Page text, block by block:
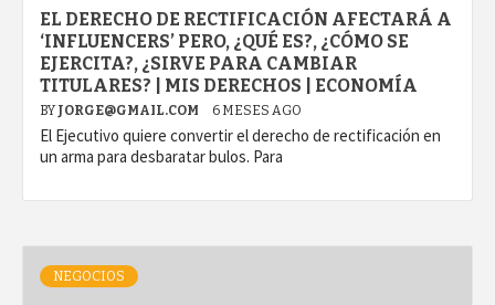
EL DERECHO DE RECTIFICACIÓN AFECTARÁ A
‘INFLUENCERS’ PERO, ¿QUÉ ES?, ¿CÓMO SE
EJERCITA?, ¿SIRVE PARA CAMBIAR
TITULARES? | MIS DERECHOS | ECONOMÍA
BY JORGE@GMAIL.COM 6 MESES AGO
El Ejecutivo quiere convertir el derecho de rectificación en
un arma para desbaratar bulos. Para
NEGOCIOS